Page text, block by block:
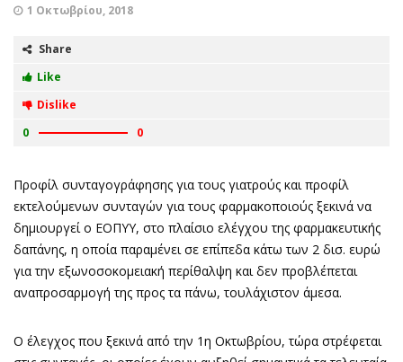
1 Οκτωβρίου, 2018
Share
Like
Dislike
0
0
Προφίλ συνταγογράφησης για τους γιατρούς και προφίλ
εκτελούμενων συνταγών για τους φαρμακοποιούς ξεκινά να
δημιουργεί ο ΕΟΠΥΥ, στο πλαίσιο ελέγχου της φαρμακευτικής
δαπάνης, η οποία παραμένει σε επίπεδα κάτω των 2 δισ. ευρώ
για την εξωνοσοκομειακή περίθαλψη και δεν προβλέπεται
αναπροσαρμογή της προς τα πάνω, τουλάχιστον άμεσα.
Ο έλεγχος που ξεκινά από την 1η Οκτωβρίου, τώρα στρέφεται